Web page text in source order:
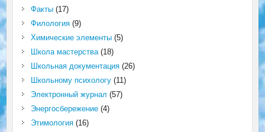
Факты(17)
Филология(9)
Химические элементы(5)
Школа мастерства(18)
Школьная документация(26)
Школьному психологу(11)
Электронный журнал (57)
Энергосбережение(4)
Этимология(16)